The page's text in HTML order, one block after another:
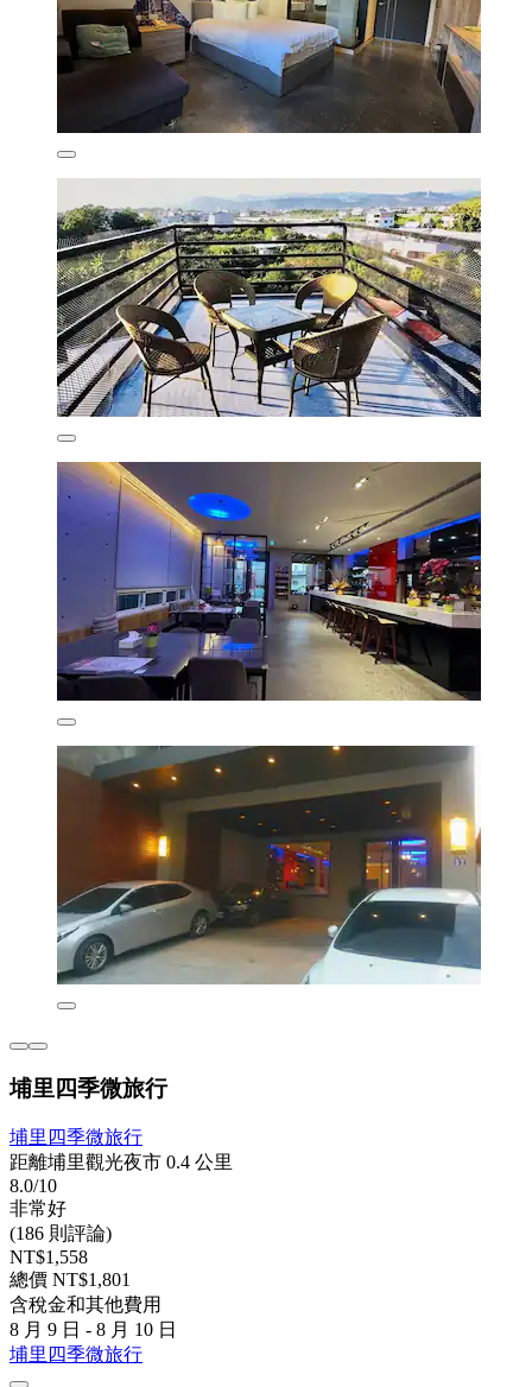
埔里四季微旅行
埔里四季微旅行
距離埔里觀光夜市 0.4 公里
8.0/10
非常好
(186 則評論)
NT$1,558
總價 NT$1,801
含稅金和其他費用
8 月 9 日 - 8 月 10 日
埔里四季微旅行